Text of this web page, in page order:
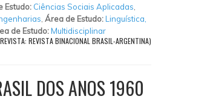
Estudo: Ciências Sociais Aplicadas
Área de Estudo:Linguística,
de Estudo:Multidisciplinar
REVISTA BINACIONAL BRASIL-ARGENTINA)
DOS ANOS 1960